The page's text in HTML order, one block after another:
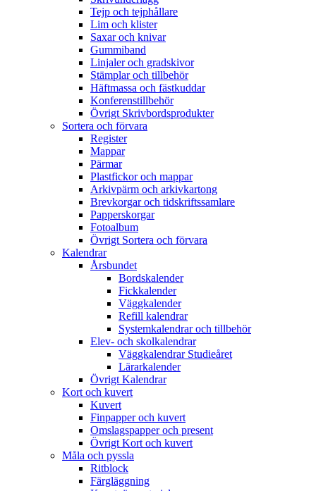
Tejp och tejphållare
Lim och klister
Saxar och knivar
Gummiband
Linjaler och gradskivor
Stämplar och tillbehör
Häftmassa och fästkuddar
Konferenstillbehör
Övrigt Skrivbordsprodukter
Sortera och förvara
Register
Mappar
Pärmar
Plastfickor och mappar
Arkivpärm och arkivkartong
Brevkorgar och tidskriftssamlare
Papperskorgar
Fotoalbum
Övrigt Sortera och förvara
Kalendrar
Årsbundet
Bordskalender
Fickkalender
Väggkalender
Refill kalendrar
Systemkalendrar och tillbehör
Elev- och skolkalendrar
Väggkalendrar Studieåret
Lärarkalender
Övrigt Kalendrar
Kort och kuvert
Kuvert
Finpapper och kuvert
Omslagspapper och present
Övrigt Kort och kuvert
Måla och pyssla
Ritblock
Färgläggning